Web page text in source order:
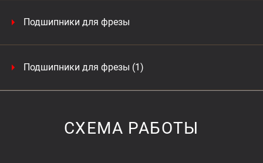
Подшипники для фрезы
Подшипники для фрезы (1)
СХЕМА РАБОТЫ